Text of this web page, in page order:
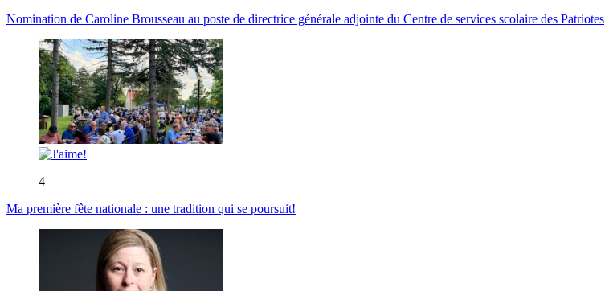
Nomination de Caroline Brousseau au poste de directrice générale adjointe du Centre de services scolaire des Patriotes
4
Ma première fête nationale : une tradition qui se poursuit!